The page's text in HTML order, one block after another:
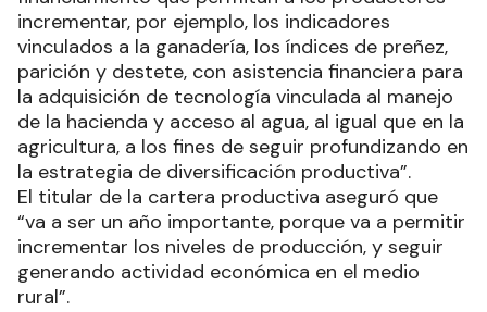
incrementar, por ejemplo, los indicadores
vinculados a la ganadería, los índices de preñez,
parición y destete, con asistencia financiera para
la adquisición de tecnología vinculada al manejo
de la hacienda y acceso al agua, al igual que en la
agricultura, a los fines de seguir profundizando en
la estrategia de diversificación productiva”.
El titular de la cartera productiva aseguró que
“va a ser un año importante, porque va a permitir
incrementar los niveles de producción, y seguir
generando actividad económica en el medio
rural”.